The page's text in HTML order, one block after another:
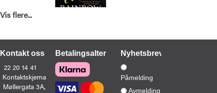
Kjøp 529,- Kjøp 249,- Kjøp 119,- Kjøp 329,-
Vis flere...
Kontakt oss
22 20 14 41
Kontaktskjema
Møllergata 3A,
BetalingsalternativerNyhetsbrev
Påmelding
Avmelding